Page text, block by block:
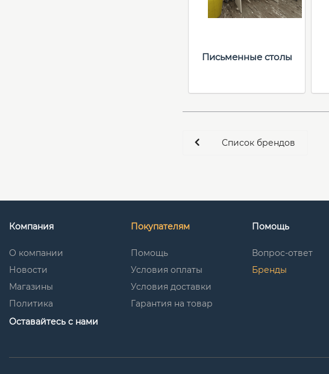
Письменные столы
Список брендов
Компания
О компании
Новости
Магазины
Политика
Покупателям
Помощь
Условия оплаты
Условия доставки
Гарантия на товар
Помощь
Вопрос-ответ
Бренды
Оставайтесь с нами